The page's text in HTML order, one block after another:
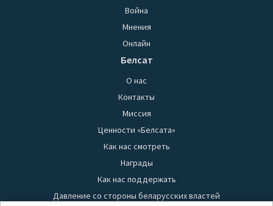
Война
Мнения
Онлайн
Белсат
О нас
Контакты
Миссия
Ценности «Белсата»
Как нас смотреть
Награды
Как нас поддержать
Давление со стороны беларусских властей